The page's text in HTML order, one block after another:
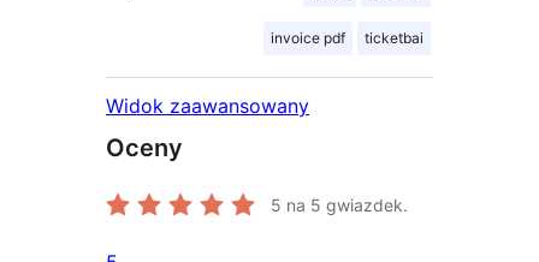
invoice pdf ticketbai
Widok zaawansowany
Oceny
5 na 5 gwiazdek.